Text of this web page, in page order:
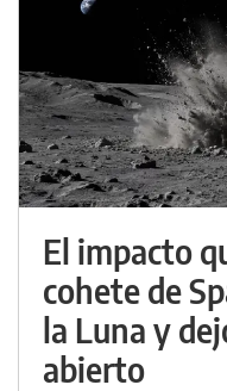
El impacto
cohete de
la Luna y
abierto